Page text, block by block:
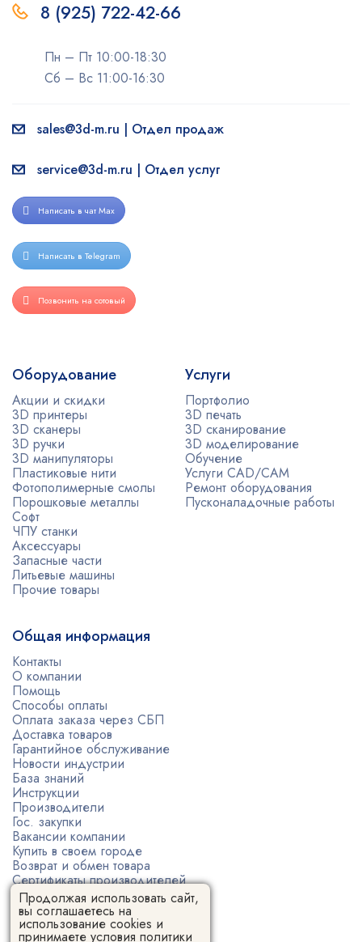
8 (925) 722-42-66
Пн – Пт 10:00-18:30
Сб – Вс 11:00-16:30
sales@3d-m.ru | Отдел продаж
service@3d-m.ru | Отдел услуг
Написать в чат Max
Написать в Telegram
Позвонить на сотовый
Оборудование
Акции и скидки
3D принтеры
3D сканеры
3D ручки
3D манипуляторы
Пластиковые нити
Фотополимерные смолы
Порошковые металлы
Софт
ЧПУ станки
Аксессуары
Запасные части
Литьевые машины
Прочие товары
Услуги
Портфолио
3D печать
3D сканирование
3D моделирование
Обучение
Услуги CAD/CAM
Ремонт оборудования
Пусконаладочные работы
Общая информация
Контакты
О компании
Помощь
Способы оплаты
Оплата заказа через СБП
Доставка товаров
Гарантийное обслуживание
Новости индустрии
База знаний
Инструкции
Производители
Гос. закупки
Вакансии компании
Купить в своем городе
Возврат и обмен товара
Сертификаты производителей
Политика конфиденциальности
Пользовательское соглашение
Продолжая использовать сайт,
вы соглашаетесь на
использование cookies и
принимаете условияполитики